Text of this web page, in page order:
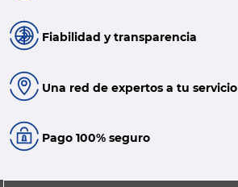
Fiabilidad y transparencia
Una red de expertos a tu servicio
Pago 100% seguro